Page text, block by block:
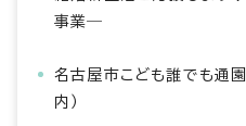
事業―
名古屋市こども誰でも通
内）